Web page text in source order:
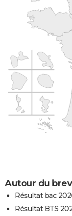
Autour du
Résultat bac
Résultat BTS